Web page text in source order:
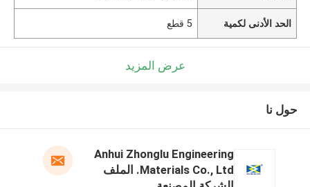
الحد الأدنى لكمية 5 قطع
عرض المزيد
حول نا
Anhui Zhonglu Engineering
Materials Co., Ltd. الملف